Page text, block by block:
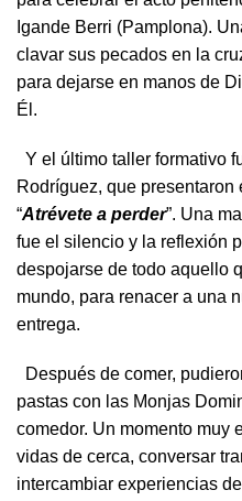
Igande Berri (Pamplona).
clavar sus pecados en la
para dejarse en manos de
Él.
Y el último taller formativo
Rodríguez, que
“Atrévete a perder”. Una
fue el silencio y la reflexión
despojarse de todo aquello
mundo, para renacer a una
entrega.
Después de comer,
pastas con las Monjas
comedor. Un momento muy
vidas de cerca, conversar
intercambiar experiencias